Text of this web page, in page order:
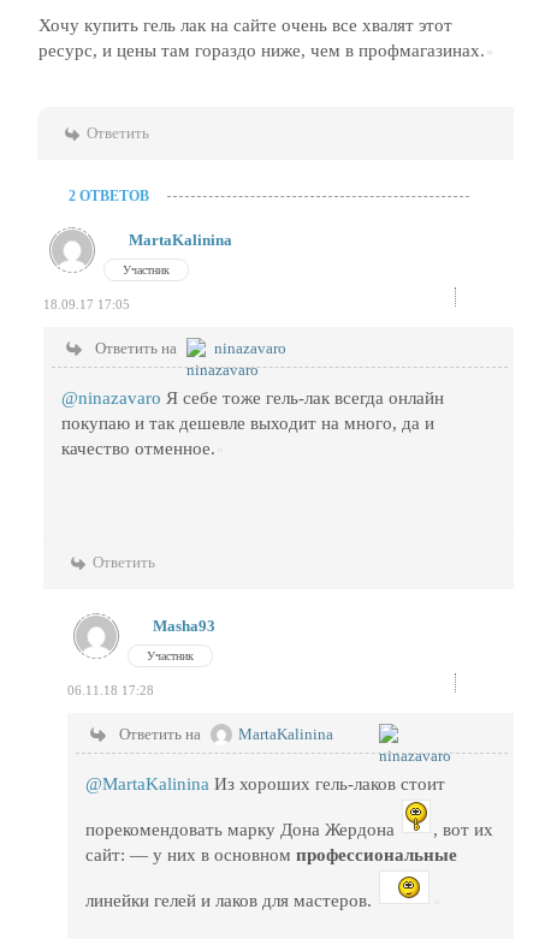
Хочу купить гель лак на сайте очень все хвалят этот
ресурс, и цены там гораздо ниже, чем в профмагазинах.
Ответить
2 ОТВЕТОВ
MartaKalinina
Участник
18.09.17 17:05
Ответить на ninazavaro
@ninazavaro Я себе тоже гель-лак всегда онлайн
покупаю и так дешевле выходит на много, да и
качество отменное.
Ответить
Masha93
Участник
06.11.18 17:28
Ответить на MartaKalinina
@MartaKalinina Из хороших гель-лаков стоит
порекомендовать марку Дона Жердона
, вот их
сайт: — у них в основном профессиональные
линейки гелей и лаков для мастеров.